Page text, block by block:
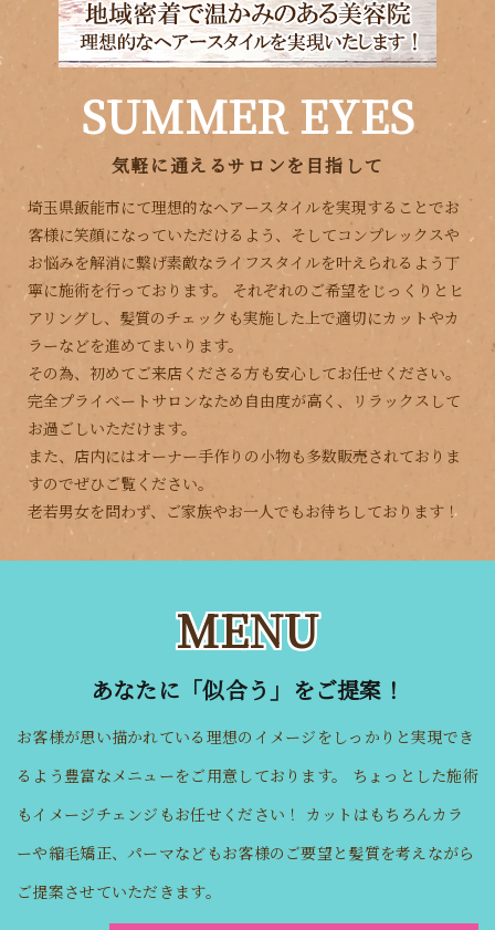
SUMMER EYES
気軽に通えるサロンを目指して
埼玉県飯能市にて理想的なヘアースタイルを実現することでお
客様に笑顔になっていただけるよう、 そしてコンプレックスや
お悩みを解消に繋げ素敵なライフスタイルを叶えられるよう丁
寧に施術を行っております。
それぞれのご希望をじっくりとヒ
アリングし、髪質のチェックも実施した上で適切にカットやカ
ラーなどを進めてまいります。
その為、初めてご来店くださる方も安心してお任せください。
完全プライベートサロンなため自由度が高く、リラックスして
お過ごしいただけます。
また、店内にはオーナー手作りの小物も多数販売されておりま
すのでぜひご覧ください。
老若男女を問わず、ご家族やお一人でもお待ちしております！
MENU
あなたに「似合う」をご提案！
お客様が思い描かれている理想のイメージをしっかりと実現でき
るよう豊富なメニューをご用意しております。
ちょっとした施術
もイメージチェンジもお任せください！ カットはもちろんカラ
ーや縮毛矯正、パーマなどもお客様のご要望と髪質を考えながら
ご提案させていただきます。